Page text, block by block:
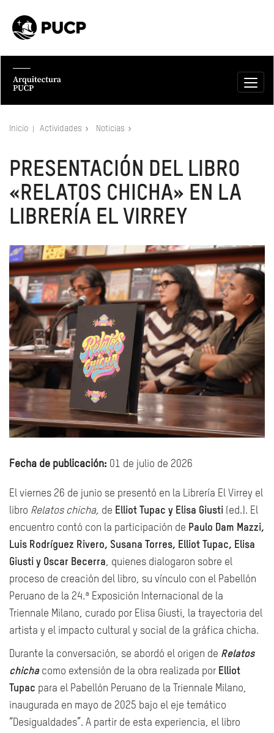
Inicio Actividades Noticias
PRESENTACIÓN DEL LIBRO
«RELATOS CHICHA» EN LA
LIBRERÍA EL VIRREY
Fecha de publicación: 01 de julio de 2026
El viernes 26 de junio se presentó en la Librería El Virrey el
libro Relatos chicha, de Elliot Tupac y Elisa Giusti (ed.). El
encuentro contó con la participación de Paulo Dam Mazzi,
Luis Rodríguez Rivero, Susana Torres, Elliot Tupac, Elisa
Giusti y Oscar Becerra, quienes dialogaron sobre el
proceso de creación del libro, su vínculo con el Pabellón
Peruano de la 24.ª Exposición Internacional de la
Triennale Milano, curado por Elisa Giusti, la trayectoria del
artista y el impacto cultural y social de la gráfica chicha.
Durante la conversación, se abordó el origen de Relatos
chichacomo extensión de la obra realizada por Elliot
Tupac para el Pabellón Peruano de la Triennale Milano,
inaugurada en mayo de 2025 bajo el eje temático
“Desigualdades”. A partir de esta experiencia, el libro